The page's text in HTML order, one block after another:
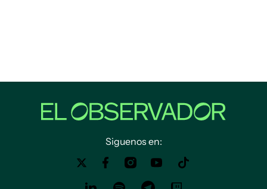
Siguenos en: